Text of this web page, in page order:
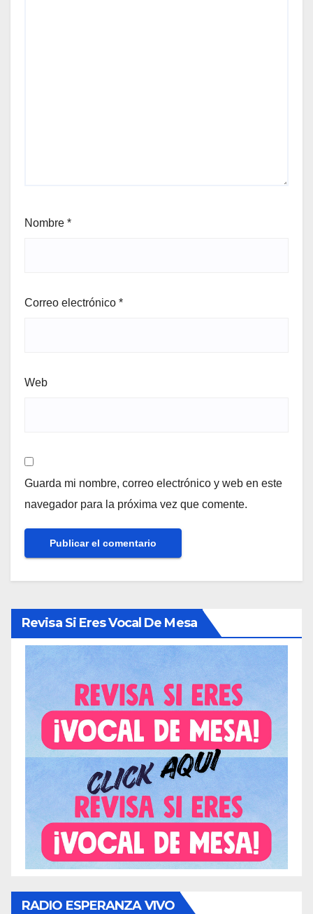
Nombre *
Correo electrónico *
Web
Guarda mi nombre, correo electrónico y web en este
navegador para la próxima vez que comente.
Revisa Si Eres Vocal De Mesa
RADIO ESPERANZA VIVO